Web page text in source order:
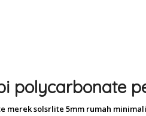
polycarbonate
merek solsrlite 5mm rumah